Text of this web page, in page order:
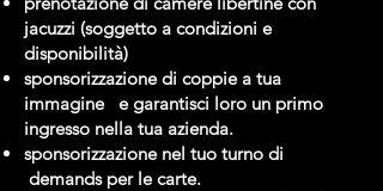
jacuzzi (soggetto a condizioni e
disponibilità)
sponsorizzazione di coppie a tua
immagine e garantisci loro un primo
ingresso nella tua azienda.
sponsorizzazione nel tuo turno di
demands per le carte.